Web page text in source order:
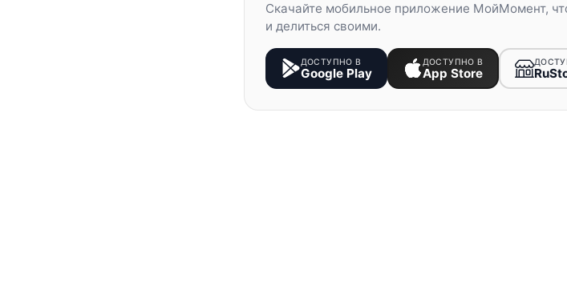
Скачайте мобильное приложение МойМомент,
и делиться своими.
ДОСТУПНО В
Google Play
ДОСТУПНО В
App Store